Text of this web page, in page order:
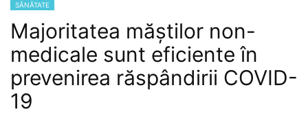
SĂNĂTATE
Majoritatea măștilor non-
medicale sunt eficiente în
prevenirea răspândirii COVID-
19